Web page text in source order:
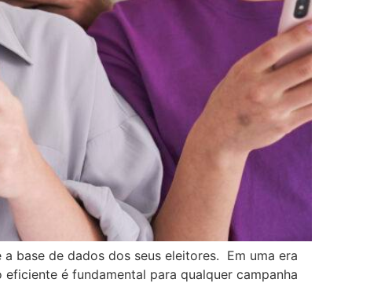
base de dados dos seus eleitores. Em uma era
é fundamental para qualquer campanha